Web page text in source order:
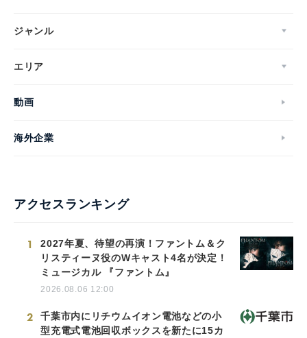
ジャンル
エリア
動画
海外企業
アクセスランキング
1
2027年夏、待望の再演！ファントム＆ク
リスティーヌ役のWキャスト4名が決定！
ミュージカル 『ファントム』
2026.08.06 12:00
2
千葉市内にリチウムイオン電池などの小
型充電式電池回収ボックスを新たに15カ